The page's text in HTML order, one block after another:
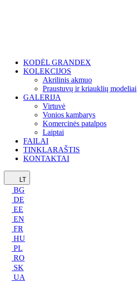
KODĖL GRANDEX
KOLEKCIJOS
Akrilinis akmuo
Praustuvų ir kriauklių modeliai
GALERIJA
Virtuvė
Vonios kambarys
Komercinės patalpos
Laiptai
FAILAI
TINKLARAŠTIS
KONTAKTAI
LT
BG
DE
EE
EN
FR
HU
PL
RO
SK
UA